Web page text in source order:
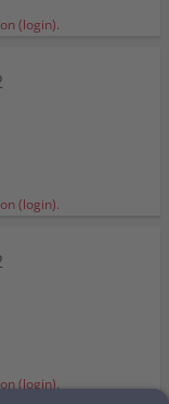
(login).
(login).
(login).